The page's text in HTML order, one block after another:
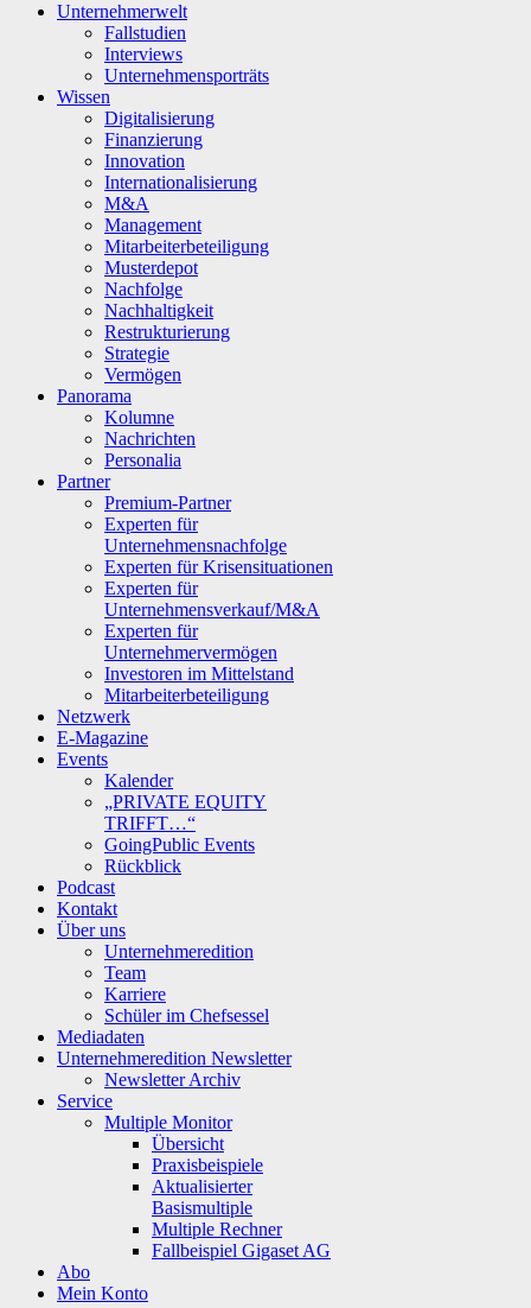
Unternehmerwelt
Fallstudien
Interviews
Unternehmensporträts
Wissen
Digitalisierung
Finanzierung
Innovation
Internationalisierung
M&A
Management
Mitarbeiterbeteiligung
Musterdepot
Nachfolge
Nachhaltigkeit
Restrukturierung
Strategie
Vermögen
Panorama
Kolumne
Nachrichten
Personalia
Partner
Premium-Partner
Experten für
Unternehmensnachfolge
Experten für Krisensituationen
Experten für
Unternehmensverkauf/M&A
Experten für
Unternehmervermögen
Investoren im Mittelstand
Mitarbeiterbeteiligung
Netzwerk
E-Magazine
Events
Kalender
„PRIVATE EQUITY
TRIFFT…“
GoingPublic Events
Rückblick
Podcast
Kontakt
Über uns
Unternehmeredition
Team
Karriere
Schüler im Chefsessel
Mediadaten
Unternehmeredition Newsletter
Newsletter Archiv
Service
Multiple Monitor
Übersicht
Praxisbeispiele
Aktualisierter
Basismultiple
Multiple Rechner
Fallbeispiel Gigaset AG
Abo
Mein Konto